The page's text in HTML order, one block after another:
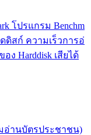
โปรแกรม Benchm
ดิสก์ ความเร็วการอ่
ง Harddisk เสียได้
มอ่านบัตรประชาชน)